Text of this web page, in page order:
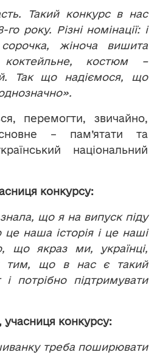
Такий конкурс в нас
року. Різні номінації: і
жіноча вишита
коктейльне, костюм –
Так що надіємося, що
перемогти, звичайно,
– пам’ятати та
національний
конкурсу:
що я на випуск піду
це наша історія і це наші
що якраз ми, українці,
тим, що в нас є такий
і потрібно підтримувати
конкурсу:
треба поширювати